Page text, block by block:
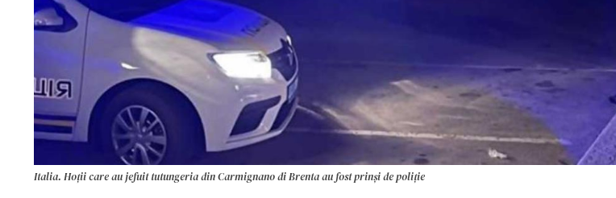
Italia. Hoții care au jefuit tutungeria din Carmignano di Brenta au fost prinși de poliție